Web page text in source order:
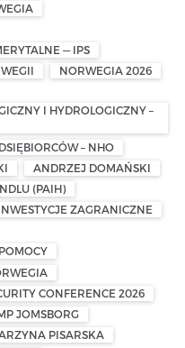
— IPS
NORWEGIA 2026
I HYDROLOGICZNY –
– NHO
ANDRZEJ DOMAŃSKI
(PAIH)
ZAGRANICZNE
CONFERENCE 2026
JOMSBORG
PISARSKA